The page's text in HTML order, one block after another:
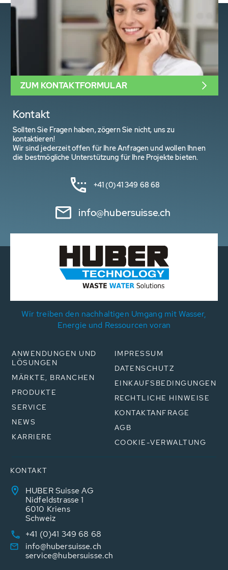
Kontakt
Sollten Sie Fragen haben, zögern Sie nicht, uns zu
kontaktieren!
Wir sind jederzeit offen für Ihre Anfragen und wollen Ihnen
die bestmögliche Unterstützung für Ihre Projekte bieten.
+41 (0)41 349 68 68
info@hubersuisse.ch
ZUM KONTAKTFORMULAR
Wir treiben den nachhaltigen Umgang mit Wasser,
Energie und Ressourcen voran
ANWENDUNGEN UND
LÖSUNGEN
MÄRKTE, BRANCHEN
PRODUKTE
SERVICE
NEWS
KARRIERE
IMPRESSUM
DATENSCHUTZ
EINKAUFSBEDINGUNGEN
RECHTLICHE HINWEISE
KONTAKTANFRAGE
AGB
COOKIE-VERWALTUNG
KONTAKT
HUBER Suisse AG
Nidfeldstrasse 1
6010 Kriens
Schweiz
+41 (0)41 349 68 68
info@hubersuisse.ch
service@hubersuisse.ch